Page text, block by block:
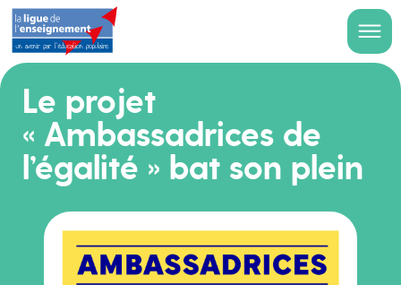
Le projet
« Ambassadrices de
l’égalité » bat son plein